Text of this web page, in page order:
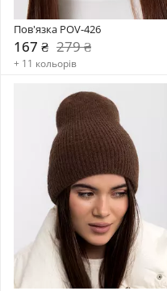
Пов'язка POV-426
167 ₴ 279 ₴
+ 11 кольорів